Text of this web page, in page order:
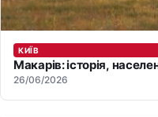
КИЇВ
Макарів: історія,
26/06/2026